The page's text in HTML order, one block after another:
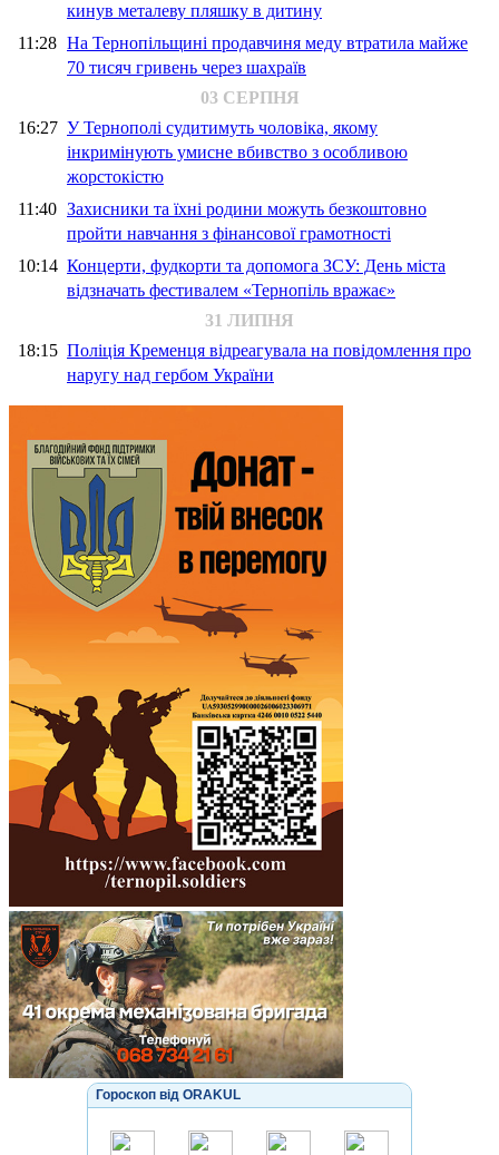
кинув металеву пляшку в дитину
11:28 На Тернопільщині продавчиня меду втратила майже
70 тисяч гривень через шахраїв
03 СЕРПНЯ
16:27 У Тернополі судитимуть чоловіка, якому
інкримінують умисне вбивство з особливою
жорстокістю
11:40 Захисники та їхні родини можуть безкоштовно
пройти навчання з фінансової грамотності
10:14 Концерти, фудкорти та допомога ЗСУ: День міста
відзначать фестивалем «Тернопіль вражає»
31 ЛИПНЯ
18:15 Поліція Кременця відреагувала на повідомлення про
наругу над гербом України
Гороскоп від ORAKUL